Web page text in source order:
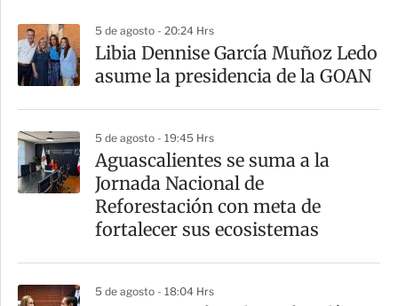
a
r
t
r
5 de agosto - 20:24 Hrs
Libia Dennise García Muñoz Ledo
asume la presidencia de la GOAN
5 de agosto - 19:45 Hrs
Aguascalientes se suma a la
Jornada Nacional de
Reforestación con meta de
fortalecer sus ecosistemas
5 de agosto - 18:04 Hrs